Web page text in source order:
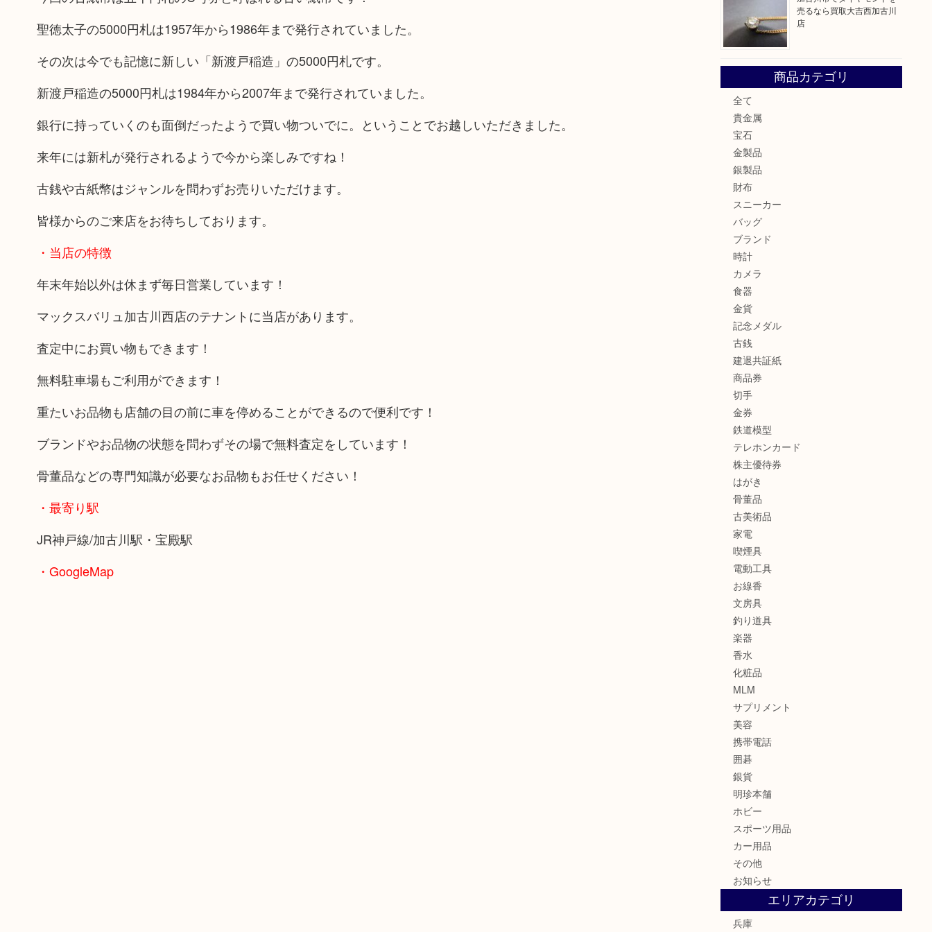
聖徳太子の5000円札は1957年から1986年まで発行されていました。
その次は今でも記憶に新しい「新渡戸稲造」の5000円札です。
新渡戸稲造の5000円札は1984年から2007年まで発行されていました。
銀行に持っていくのも面倒だったようで買い物ついでに。ということでお越しいただきました。
来年には新札が発行されるようで今から楽しみですね！
古銭や古紙幣はジャンルを問わずお売りいただけます。
皆様からのご来店をお待ちしております。
・当店の特徴
年末年始以外は休まず毎日営業しています！
マックスバリュ加古川西店のテナントに当店があります。
査定中にお買い物もできます！
無料駐車場もご利用ができます！
重たいお品物も店舗の目の前に車を停めることができるので便利です！
ブランドやお品物の状態を問わずその場で無料査定をしています！
骨董品などの専門知識が必要なお品物もお任せください！
・最寄り駅
JR神戸線/加古川駅・宝殿駅
・GoogleMap
売るなら買取大吉西加古川
店
商品カテゴリ
全て
貴金属
宝石
金製品
銀製品
財布
スニーカー
バッグ
ブランド
時計
カメラ
食器
金貨
記念メダル
古銭
建退共証紙
商品券
切手
金券
鉄道模型
テレホンカード
株主優待券
はがき
骨董品
古美術品
家電
喫煙具
電動工具
お線香
文房具
釣り道具
楽器
香水
化粧品
MLM
サプリメント
美容
携帯電話
囲碁
銀貨
明珍本舗
ホビー
スポーツ用品
カー用品
その他
お知らせ
エリアカテゴリ
兵庫